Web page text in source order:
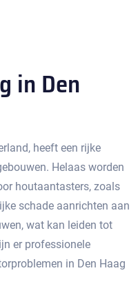
in Den
heeft een rijke
Helaas worden
houtaantasters, zoals
schade aanrichten aan
wat kan leiden tot
er professionele
in Den Haag